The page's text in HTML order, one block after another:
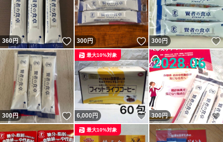
360円 いいね！
300円 いいね！
300円
300円 いいね！
6,000円 いいね！
最大10%対象
300円
最大10%対象